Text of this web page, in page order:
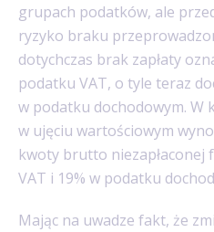
grupach podatków, ale
ryzyko braku
dotychczas brak zapłaty
podatku VAT, o tyle teraz
w podatku dochodowym. W
w ujęciu wartościowym
kwoty brutto niezapłaconej
VAT i 19% w podatku
Mając na uwadze fakt, że